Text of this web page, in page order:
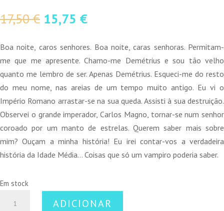
17,50€ O
original
era:
17,50 €.
15,75 €O
atual
é:
15,75 €.
Boa noite, caros senhores. Boa noite, caras senhoras. Permitam-
me que me apresente. Chamo-me Demétrius e sou tão velho
quanto me lembro de ser. Apenas Demétrius. Esqueci-me do resto
do meu nome, nas areias de um tempo muito antigo. Eu vi o
Império Romano arrastar-se na sua queda. Assisti à sua destruição.
Observei o grande imperador, Carlos Magno, tornar-se num senhor
coroado por um manto de estrelas. Querem saber mais sobre
mim? Ouçam a minha história! Eu irei contar-vos a verdadeira
história da Idade Média… Coisas que só um vampiro poderia saber.
Em stock
ADICIONAR